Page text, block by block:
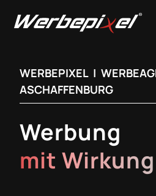
WERBEPIXEL |
ASCHAFFENBURG
Werbung
mit Wirkung